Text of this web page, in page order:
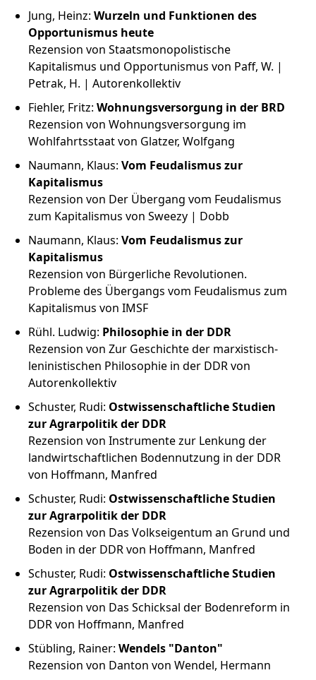
Jung, Heinz: Wurzeln und Funktionen des
Opportunismus heute
Rezension von Staatsmonopolistische
Kapitalismus und Opportunismus von Paff, W. |
Petrak, H. | Autorenkollektiv
Fiehler, Fritz: Wohnungsversorgung in der BRD
Rezension von Wohnungsversorgung im
Wohlfahrtsstaat von Glatzer, Wolfgang
Naumann, Klaus: Vom Feudalismus zur
Kapitalismus
Rezension von Der Übergang vom Feudalismus
zum Kapitalismus von Sweezy | Dobb
Naumann, Klaus: Vom Feudalismus zur
Kapitalismus
Rezension von Bürgerliche Revolutionen.
Probleme des Übergangs vom Feudalismus zum
Kapitalismus von IMSF
Rühl. Ludwig: Philosophie in der DDR
Rezension von Zur Geschichte der marxistisch-
leninistischen Philosophie in der DDR von
Autorenkollektiv
Schuster, Rudi: Ostwissenschaftliche Studien
zur Agrarpolitik der DDR
Rezension von Instrumente zur Lenkung der
landwirtschaftlichen Bodennutzung in der DDR
von Hoffmann, Manfred
Schuster, Rudi: Ostwissenschaftliche Studien
zur Agrarpolitik der DDR
Rezension von Das Volkseigentum an Grund und
Boden in der DDR von Hoffmann, Manfred
Schuster, Rudi: Ostwissenschaftliche Studien
zur Agrarpolitik der DDR
Rezension von Das Schicksal der Bodenreform in
DDR von Hoffmann, Manfred
Stübling, Rainer: Wendels "Danton"
Rezension von Danton von Wendel, Hermann